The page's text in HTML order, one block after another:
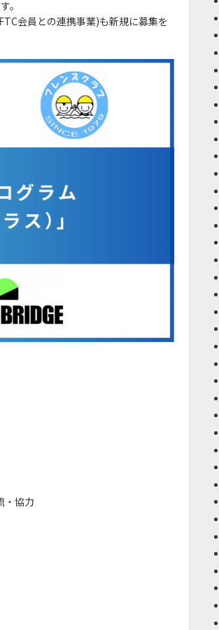
。
会員との連携事業)も新規に募集を
・協力